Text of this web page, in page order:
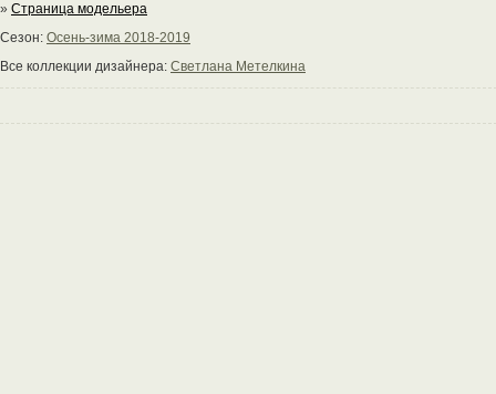
» Страница модельера
Сезон: Осень-зима 2018-2019
Все коллекции дизайнера: Светлана Метелкина